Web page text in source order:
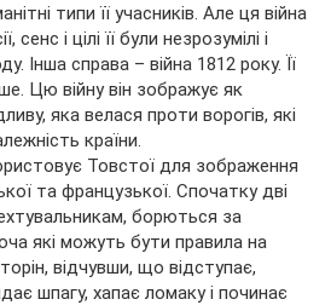
типи її учасників. Але ця війна
і цілі її були незрозумілі і
Інша справа – війна 1812 року. Її
Цю війну він зображує як
яка велася проти ворогів, які
країни.
Товстої для зображення
та французької. Спочатку дві
борються за
які можуть бути правила на
відчувши, що відступає,
шпагу, хапає ломаку і починає